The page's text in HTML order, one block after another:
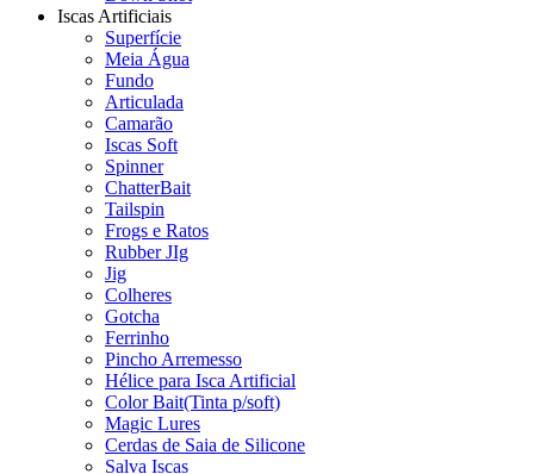
Iscas Artificiais
Superfície
Meia Água
Fundo
Articulada
Camarão
Iscas Soft
Spinner
ChatterBait
Tailspin
Frogs e Ratos
Rubber JIg
Jig
Colheres
Gotcha
Ferrinho
Pincho Arremesso
Hélice para Isca Artificial
Color Bait(Tinta p/soft)
Magic Lures
Cerdas de Saia de Silicone
Salva Iscas